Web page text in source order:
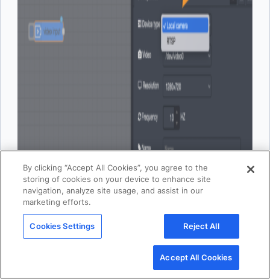
Node-REDがデフォルトで「COCOデータセット」モデル名を選択することがわ
By clicking “Accept All Cookies”, you agree to the
storing of cookies on your device to enhance site
navigation, analyze site usage, and assist in our
marketing efforts.
Cookies Settings Reject All
Accept All Cookies